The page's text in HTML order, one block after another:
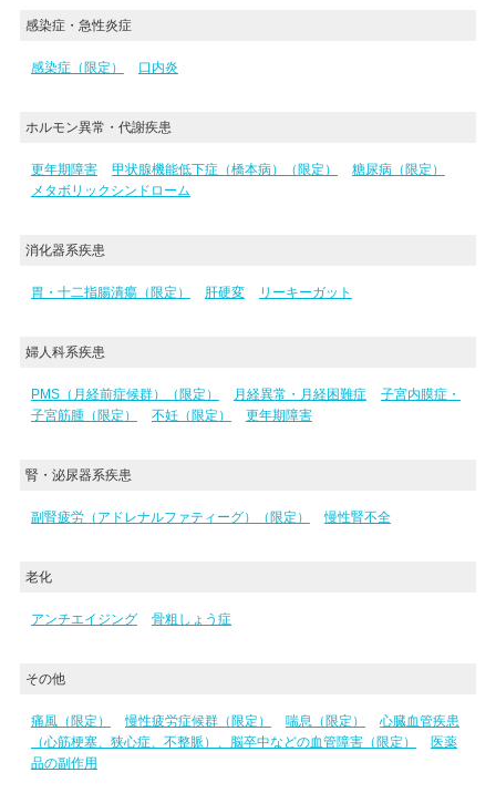
感染症・急性炎症
感染症（限定） 口内炎
ホルモン異常・代謝疾患
更年期障害 甲状腺機能低下症（橋本病）（限定）
糖尿病（限定）
メタボリックシンドローム
消化器系疾患
胃・十二指腸潰瘍（限定） 肝硬変 リーキーガット
婦人科系疾患
PMS（月経前症候群）（限定） 月経異常・月経困難症
子宮内膜症・
子宮筋腫（限定）
不妊（限定） 更年期障害
腎・泌尿器系疾患
副腎疲労（アドレナルファティーグ）（限定） 慢性腎不全
老化
アンチエイジング 骨粗しょう症
その他
痛風（限定） 慢性疲労症候群（限定） 喘息（限定）
心臓血管疾患
（心筋梗塞、狭心症、不整脈）、脳卒中などの血管障害（限定）
医薬
品の副作用